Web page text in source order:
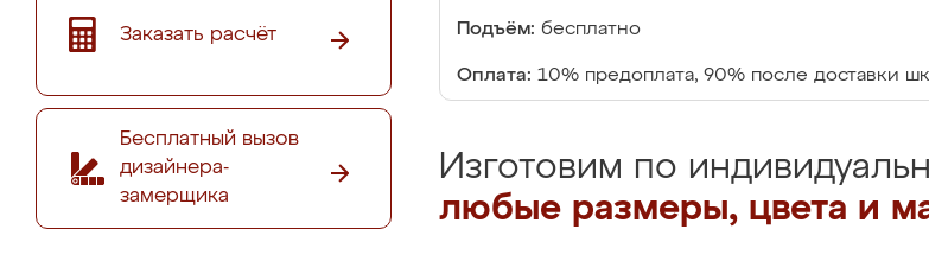
Заказать расчёт
Бесплатный вызов
дизайнера-
замерщика
Подъём: бесплатно
Оплата: 10% предоплата, 90% после доставки
Изготовим по
любые размеры, цвета и